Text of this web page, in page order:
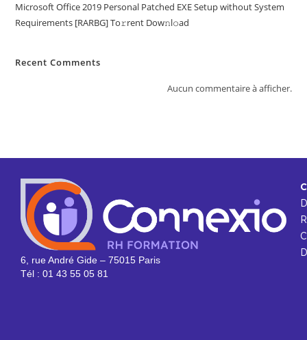
Microsoft Office 2019 Personal Patched EXE Setup without System
Requirements [RARBG] To𝚛rent Dow𝚗l𝚘ad
Recent Comments
Aucun commentaire à afficher.
6, rue André Gide – 75015 Paris
Tél : 01 43 55 05 81